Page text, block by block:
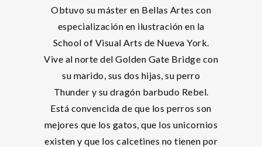
Obtuvo su máster en Bellas Artes con
especialización en ilustración en la
School of Visual Arts de Nueva York.
Vive al norte del Golden Gate Bridge con
su marido, sus dos hijas, su perro
Thunder y su dragón barbudo Rebel.
Está convencida de que los perros son
mejores que los gatos, que los unicornios
existen y que los calcetines no tienen por